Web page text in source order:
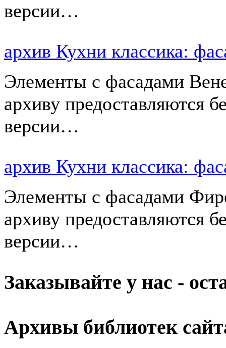
версии…
архив Кухни классика:
Элементы с фасадами
архиву предоставляются
версии…
архив Кухни классика:
Элементы с фасадами
архиву предоставляются
версии…
Заказывайте у нас -
Архивы библиотек